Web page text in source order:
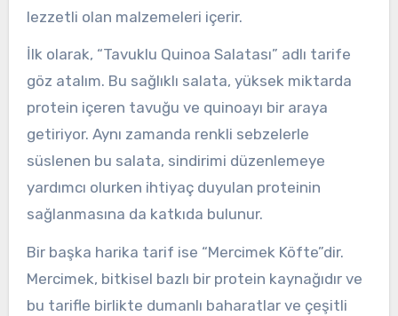
lezzetli olan malzemeleri içerir.
İlk olarak, “Tavuklu Quinoa Salatası” adlı tarife
göz atalım. Bu sağlıklı salata, yüksek miktarda
protein içeren tavuğu ve quinoayı bir araya
getiriyor. Aynı zamanda renkli sebzelerle
süslenen bu salata, sindirimi düzenlemeye
yardımcı olurken ihtiyaç duyulan proteinin
sağlanmasına da katkıda bulunur.
Bir başka harika tarif ise “Mercimek Köfte”dir.
Mercimek, bitkisel bazlı bir protein kaynağıdır ve
bu tarifle birlikte dumanlı baharatlar ve çeşitli